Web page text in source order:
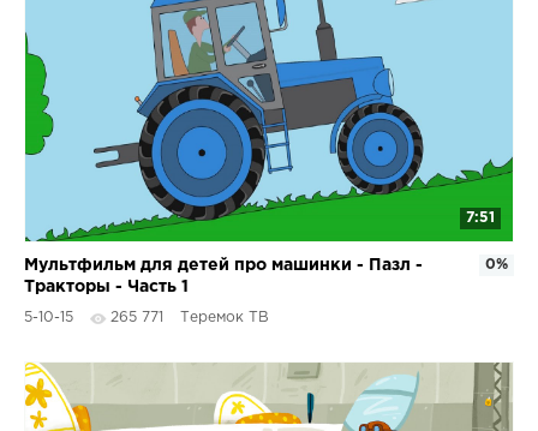
7:51
Мультфильм для детей про машинки - Пазл -
Тракторы - Часть 1
5-10-15 265 771 Теремок ТВ
0%